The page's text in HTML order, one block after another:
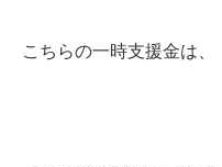
こちらの一時支援金は、